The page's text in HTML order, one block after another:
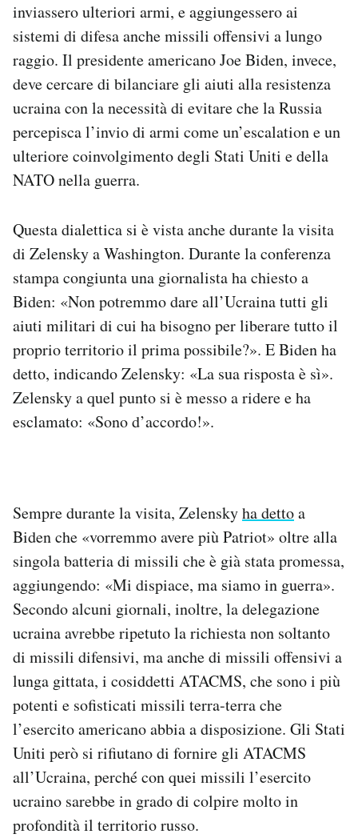
inviassero ulteriori armi, e aggiungessero ai
sistemi di difesa anche missili offensivi a lungo
raggio. Il presidente americano Joe Biden, invece,
deve cercare di bilanciare gli aiuti alla resistenza
ucraina con la necessità di evitare che la Russia
percepisca l’invio di armi come un’escalation e un
ulteriore coinvolgimento degli Stati Uniti e della
NATO nella guerra.
Questa dialettica si è vista anche durante la visita
di Zelensky a Washington. Durante la conferenza
stampa congiunta una giornalista ha chiesto a
Biden: «Non potremmo dare all’Ucraina tutti gli
aiuti militari di cui ha bisogno per liberare tutto il
proprio territorio il prima possibile?». E Biden ha
detto, indicando Zelensky: «La sua risposta è sì».
Zelensky a quel punto si è messo a ridere e ha
esclamato: «Sono d’accordo!».
Sempre durante la visita, Zelenskyha dettoa
Biden che «vorremmo avere più Patriot» oltre alla
singola batteria di missili che è già stata promessa,
aggiungendo: «Mi dispiace, ma siamo in guerra».
Secondo alcuni giornali, inoltre, la delegazione
ucraina avrebbe ripetuto la richiesta non soltanto
di missili difensivi, ma anche di missili offensivi a
lunga gittata, i cosiddetti ATACMS, che sono i più
potenti e sofisticati missili terra-terra che
l’esercito americano abbia a disposizione. Gli Stati
Uniti però si rifiutano di fornire gli ATACMS
all’Ucraina, perché con quei missili l’esercito
ucraino sarebbe in grado di colpire molto in
profondità il territorio russo.